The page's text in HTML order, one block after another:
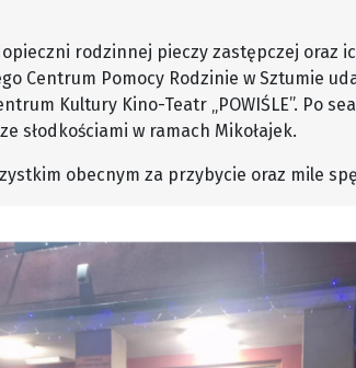
rodzinnej pieczy zastępczej oraz
Centrum Pomocy Rodzinie w Sztumie
Kultury Kino-Teatr „POWIŚLE”. Po
słodkościami w ramach Mikołajek.
obecnym za przybycie oraz mile